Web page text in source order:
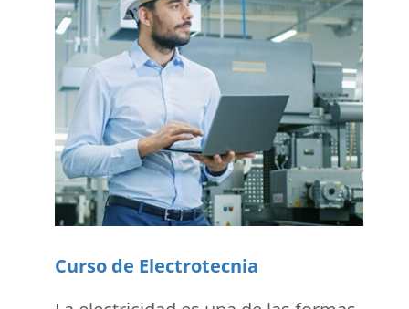
Curso de Electrotecnia